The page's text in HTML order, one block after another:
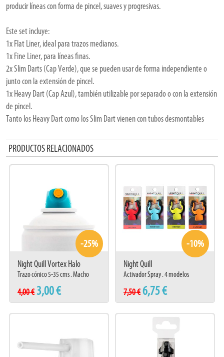
producir líneas con forma de pincel, suaves y progresivas.
Este set incluye:
1x Flat Liner, ideal para trazos medianos.
1x Fine Liner, para líneas finas.
2x Slim Darts (Cap Verde), que se pueden usar de forma independiente o
junto con la extensión de pincel.
1x Heavy Dart (Cap Azul), también utilizable por separado o con la extensión
de pincel.
Tanto los Heavy Dart como los Slim Dart vienen con tubos desmontables
Estos difusores son compatibles con sprays de válvula macho (3,18 mm y 4
mm) o hembra, y además ayudan a evitar goteos y salpicaduras.
Las extensiones de pincel permiten trabajar detalles finos sin necesidad de
·Prueba el Slim Dart y la extensión del Fine Liner en sprays de baja presión
para lograr líneas muy finas, ideales para plantillas (stencil sized lines).
·Se recomienda utilizar estos difusores con sprays water based, aunque
también funcionan con sprays convencionales de base solvente (solvent
PRODUCTOS RELACIONADOS
-25%
Night Quill Vortex Halo
Trazo cónico 5-35 cms . Macho
4,00 € 3,00 €
-10%
Night Quill
Activador Spray . 4 modelos
7,50 € 6,75 €